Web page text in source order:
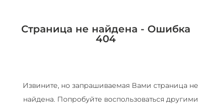
Страница не найдена - Ошибка
404
Извините, но запрашиваемая Вами страница не
найдена. Попробуйте воспользоваться другими